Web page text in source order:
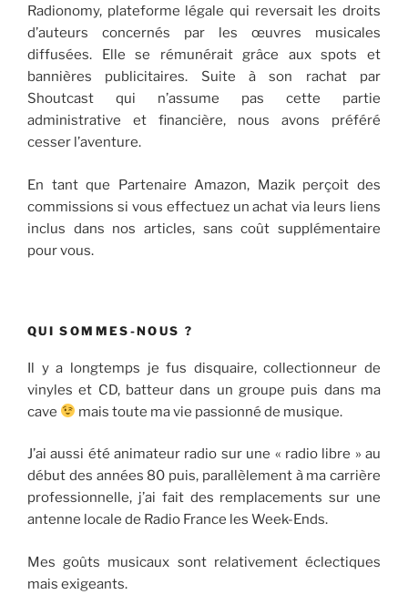
Radionomy, plateforme légale qui reversait les droits
d’auteurs concernés par les œuvres musicales
diffusées. Elle se rémunérait grâce aux spots et
bannières publicitaires. Suite à son rachat par
Shoutcast qui n’assume pas cette partie
administrative et financière, nous avons préféré
cesser l’aventure.
En tant que Partenaire Amazon, Mazik perçoit des
commissions si vous effectuez un achat via leurs liens
inclus dans nos articles, sans coût supplémentaire
pour vous.
QUI SOMMES-NOUS ?
Il y a longtemps je fus disquaire, collectionneur de
vinyles et CD, batteur dans un groupe puis dans ma
cave
mais toute ma vie passionné de musique.
J’ai aussi été animateur radio sur une « radio libre » au
début des années 80 puis, parallèlement à ma carrière
professionnelle, j’ai fait des remplacements sur une
antenne locale de Radio France les Week-Ends.
Mes goûts musicaux sont relativement éclectiques
mais exigeants.